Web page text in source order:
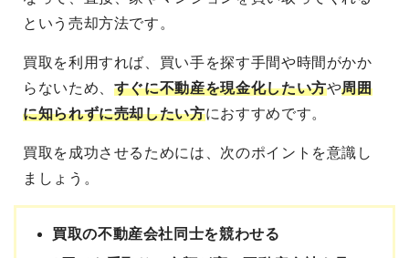
という売却方法です。
買取を利用すれば、買い手を探す手間や時間がかか
らないため、 すぐに不動産を現金化したい方や周囲
に知られずに売却したい方におすすめです。
買取を成功させるためには、次のポイントを意識し
ましょう。
買取の不動産会社同士を競わせる